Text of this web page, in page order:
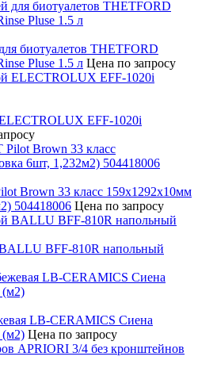
биотуалетов THETFORD
Pluse 1.5 л Цена по запросу
EFF-1020i
Brown 33 класс 159х1292х10мм
504418006 Цена по запросу
BFF-810R напольный
LB-CERAMICS Сиена
(м2) Цена по запросу